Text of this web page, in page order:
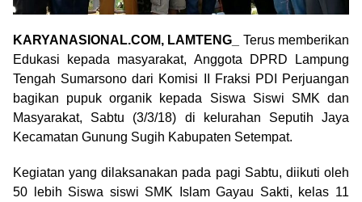
KARYANASIONAL.COM, LAMTENG_
Terus memberikan
Edukasi kepada masyarakat, Anggota DPRD Lampung
Tengah Sumarsono dari Komisi II Fraksi PDI Perjuangan
bagikan pupuk organik kepada Siswa Siswi SMK dan
Masyarakat, Sabtu (3/3/18) di kelurahan Seputih Jaya
Kecamatan Gunung Sugih Kabupaten Setempat.
Kegiatan yang dilaksanakan pada pagi Sabtu, diikuti oleh
50 lebih Siswa siswi SMK Islam Gayau Sakti, kelas 11